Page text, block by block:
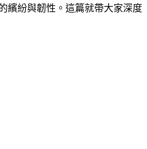
繽紛與韌性。這篇就帶大家深度